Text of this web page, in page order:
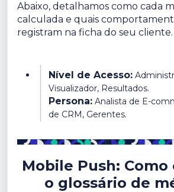
Abaixo, detalhamos como cada
calculada e quais
registram na ficha do seu cliente.
Nível de Acesso:
Visualizador, Resultados.
Persona: Analista de E-
de CRM, Gerentes.
Mobile Push:
o glossário de